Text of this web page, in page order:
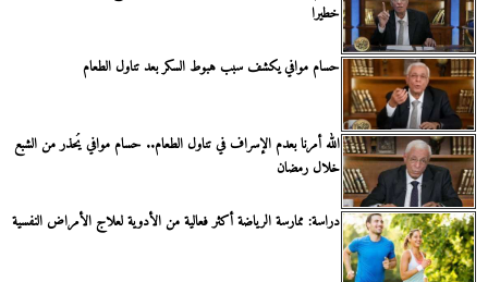
خطيرا
حسام موافي يكشف سبب هبوط السكر بعد تناول الطعام
الله أمرنا بعدم الإسراف في تناول الطعام.. حسام موافي يُحذر من الشبع
خلال رمضان
دراسة: ممارسة الرياضة أكثر فعالية من الأدوية لعلاج الأمراض النفسية